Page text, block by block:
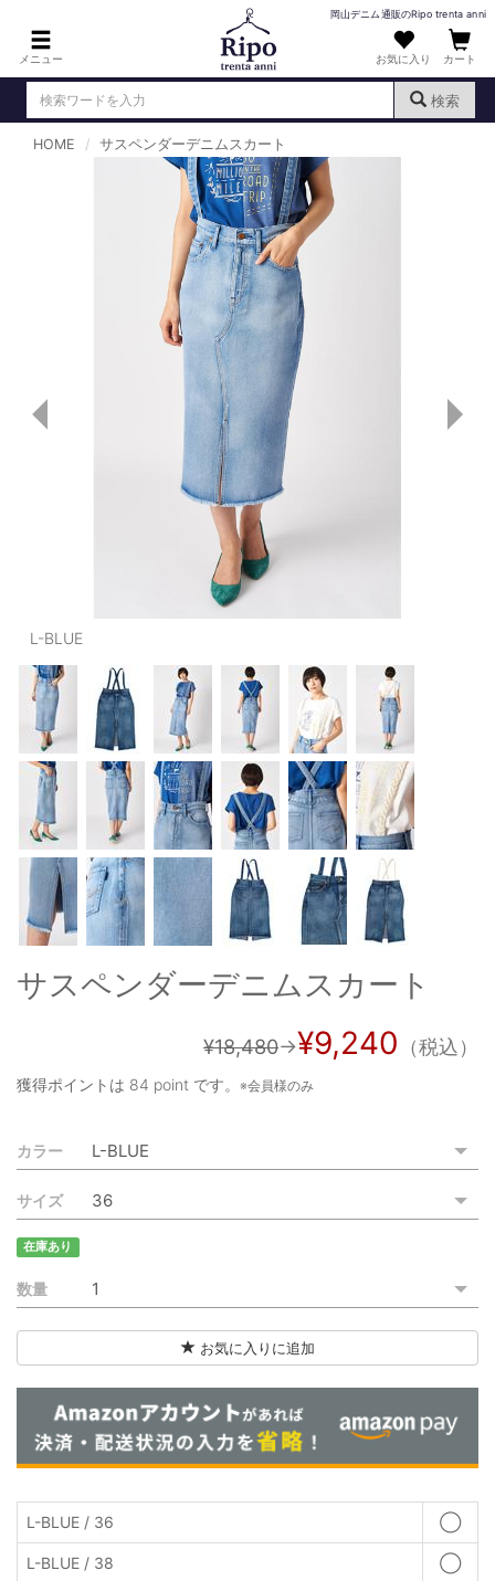
メニュー
岡山デニム通販のRipo trenta anni
お気に入り カート
検索
新規会員登録）
DENIM : デニム
PANTS : パンツ
TOPS : トップス
T-SHIRT : Tシャツ
SHIRT : シャツ
OUTERS : アウター
PANTS/SKIRT : パンツ・スカート
TOPS : トップス
OUTERS : アウター
OUTLET : アウトレット
MENS : メンズ
LADIES : レディース
新規会員登録
特定商取引法に基づく表記
お問い合わせ
HOME サスペンダーデニムスカート
L-BLUE
サスペンダーデニムスカート
¥18,480→¥9,240 （税込）
獲得ポイントは 84 point です。 ※会員様のみ
カラー
サイズ
在庫あり
数量
お気に入りに追加
L-BLUE / 36 ◯
L-BLUE / 38 ◯